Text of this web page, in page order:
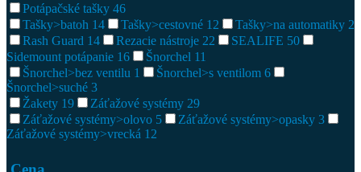
Potápačské tašky 46
Tašky>batoh 14 Tašky>cestovné 12 Tašky>na automatiky 2
Rash Guard 14 Rezacie nástroje 22 SEALIFE 50
Sidemount potápanie 16 Šnorchel 11
Šnorchel>bez ventilu 1 Šnorchel>s ventilom 6
Šnorchel>suché 3
Žakety 19 Záťažové systémy 29
Záťažové systémy>olovo 5 Záťažové systémy>opasky 3
Záťažové systémy>vrecká 12